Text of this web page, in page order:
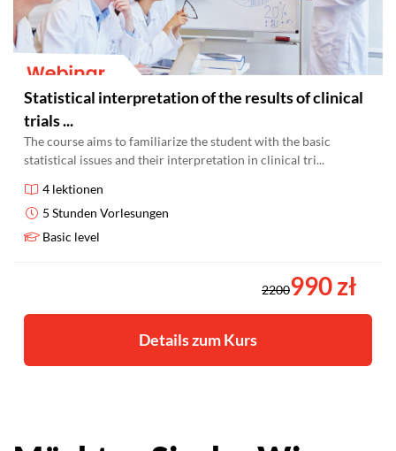
Statistical interpretation of the results of clinical
trials ...
The course aims to familiarize the student with the basic
statistical issues and their interpretation in clinical tri...
4 lektionen
5 Stunden Vorlesungen
Basic level
2200990 zł
Details zum Kurs